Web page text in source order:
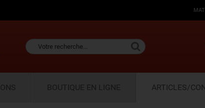
BOUTIQUE EN LIGNE ARTICLES/